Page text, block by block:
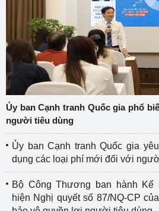
Ủy ban Cạnh tranh Quốc gia phổ
người tiêu dùng
Ủy ban Cạnh tranh Quốc gia
dụng các loại phí mới đối với
Bộ Công Thương ban hành Kế
hiện Nghị quyết số 87/NQ-CP